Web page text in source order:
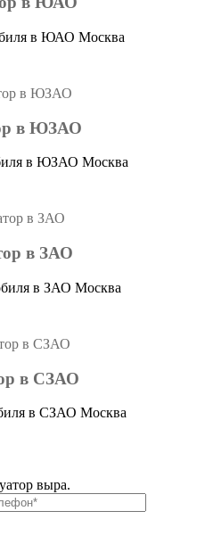
в ЮАО Москва
в ЮЗАО
в ЮЗАО Москва
в ЗАО
в ЗАО Москва
в СЗАО
в СЗАО Москва
выра.